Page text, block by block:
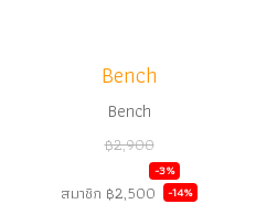
Bench
Bench
฿2,900
-3%
สมาชิก ฿2,500 -14%